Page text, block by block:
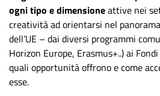
ogni tipo e dimensioneattive nei
creatività ad orientarsi nel
dell’UE – dai diversi programmi
Horizon Europe, Erasmus+..) ai
quali opportunità offrono e come
esse.